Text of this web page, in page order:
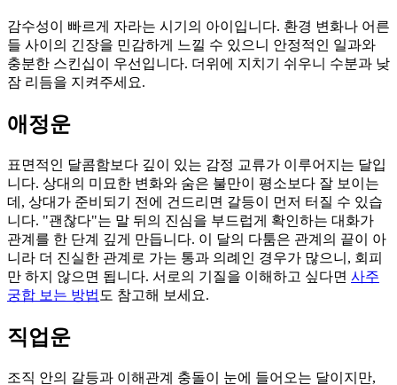
감수성이 빠르게 자라는 시기의 아이입니다. 환경 변화나 어른
들 사이의 긴장을 민감하게 느낄 수 있으니 안정적인 일과와
충분한 스킨십이 우선입니다. 더위에 지치기 쉬우니 수분과 낮
잠 리듬을 지켜주세요.
애정운
표면적인 달콤함보다 깊이 있는 감정 교류가 이루어지는 달입
니다. 상대의 미묘한 변화와 숨은 불만이 평소보다 잘 보이는
데, 상대가 준비되기 전에 건드리면 갈등이 먼저 터질 수 있습
니다. "괜찮다"는 말 뒤의 진심을 부드럽게 확인하는 대화가
관계를 한 단계 깊게 만듭니다. 이 달의 다툼은 관계의 끝이 아
니라 더 진실한 관계로 가는 통과 의례인 경우가 많으니, 회피
만 하지 않으면 됩니다. 서로의 기질을 이해하고 싶다면 사주
궁합 보는 방법 도 참고해 보세요.
직업운
조직 안의 갈등과 이해관계 충돌이 눈에 들어오는 달이지만,